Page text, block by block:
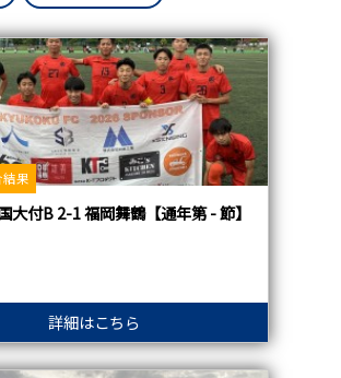
結果
大付B 2-1 福岡舞鶴【通年第 - 節】
詳細はこちら